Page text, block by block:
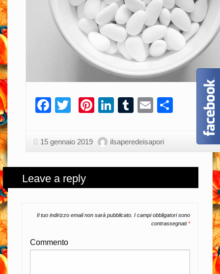
Facebook
TwitterPinterest
LinkedIn
Tumblr
Email
15 gennaio 2019 ilsaperedeisapori
Leave a reply
Il tuo indirizzo email non sarà pubblicato. I campi obbligatori sono
contrassegnati*
Commento